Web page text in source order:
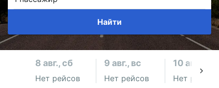
Найти
8 авг., сб
Нет рейсов
9 авг., вс
Нет рейсов
10 авг., пн
Нет рейсов